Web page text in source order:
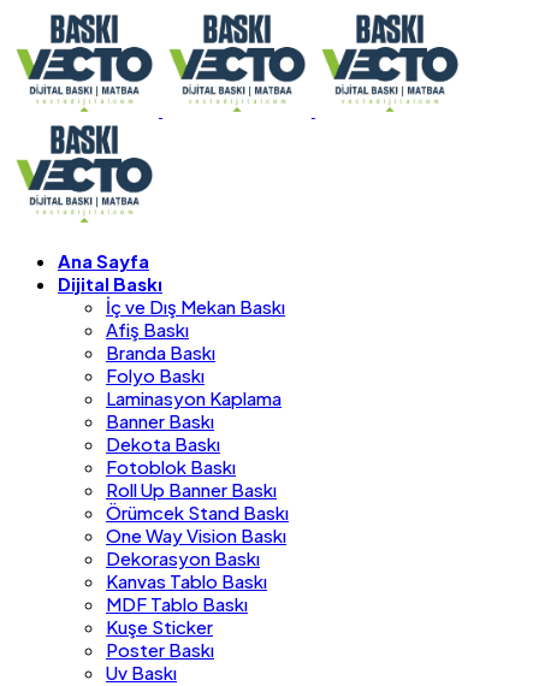
Ana Sayfa
Dijital Baskı
İç ve Dış Mekan Baskı
Afiş Baskı
Branda Baskı
Folyo Baskı
Laminasyon Kaplama
Banner Baskı
Dekota Baskı
Fotoblok Baskı
Roll Up Banner Baskı
Örümcek Stand Baskı
One Way Vision Baskı
Dekorasyon Baskı
Kanvas Tablo Baskı
MDF Tablo Baskı
Kuşe Sticker
Poster Baskı
Uv Baskı